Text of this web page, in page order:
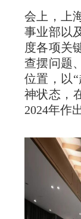
会上，上
事业部以
度各项关
查摆问题
位置，以
神状态，
2024年作